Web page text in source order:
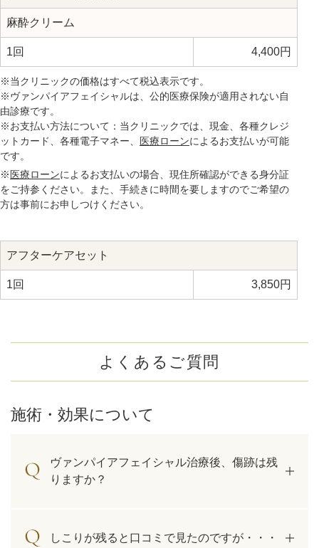
麻酔クリーム
1回 4,400円
※当クリニックの価格はすべて税込表示です。
※ヴァンパイアフェイシャルは、公的医療保険が適用されない自
由診療です。
※お支払い方法について：当クリニックでは、現金、各種クレジ
ットカード、各種電子マネー、 医療ローンによるお支払いが可能
です。
※医療ローンによるお支払いの場合、現住所確認ができる身分証
をご持参ください。また、手続きに時間を要しますのでご希望の
方は事前にお申しつけください。
アフターケアセット
1回 3,850円
よくあるご質問
施術・効果について
ヴァンパイアフェイシャル治療後、傷跡は残
りますか？
しこりが残ると口コミで見たのですが・・・